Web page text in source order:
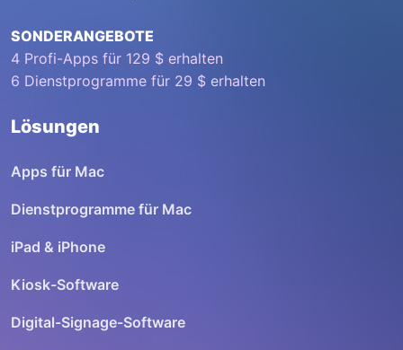
SONDERANGEBOTE
4 Profi-Apps für 129 $ erhalten
6 Dienstprogramme für 29 $ erhalten
Lösungen
Apps für Mac
Dienstprogramme für Mac
iPad & iPhone
Kiosk-Software
Digital-Signage-Software